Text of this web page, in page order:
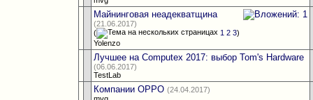
Майнинговая неадекватщина
(21.06.2017)
(
1 2 3)
Yolenzo
Лучшее на Computex 2017: выбор Tom's Hardware
(06.06.2017)
TestLab
Компании OPPO (24.04.2017)